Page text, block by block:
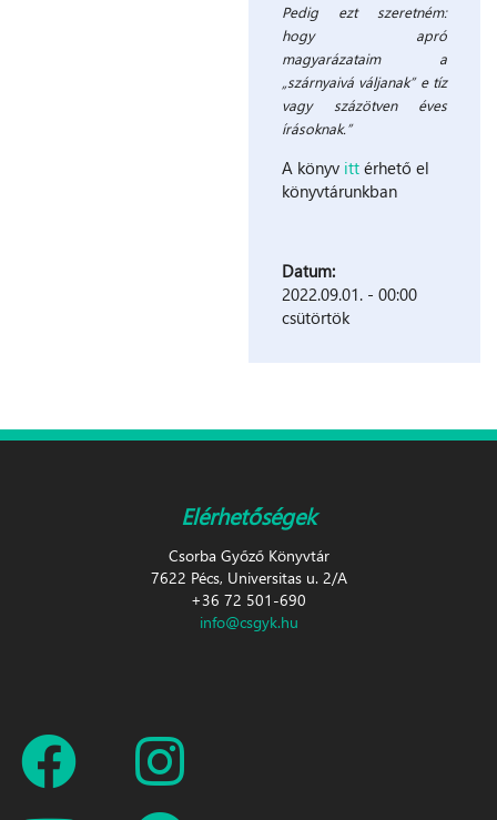
Pedig ezt szeretném:
hogy apró
magyarázataim a
„szárnyaivá váljanak” e tíz
vagy százötven éves
írásoknak.”
A könyv itt érhető el
könyvtárunkban
Datum:
2022.09.01. - 00:00
csütörtök
Elérhetőségek
Csorba Győző Könyvtár
7622 Pécs, Universitas u. 2/A
+36 72 501-690
info@csgyk.hu